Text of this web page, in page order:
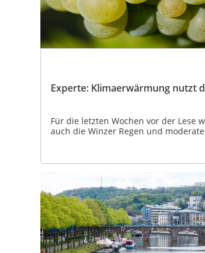
Experte: Klimaerwärmung nutzt
Für die letzten Wochen vor der Lese
auch die Winzer Regen und